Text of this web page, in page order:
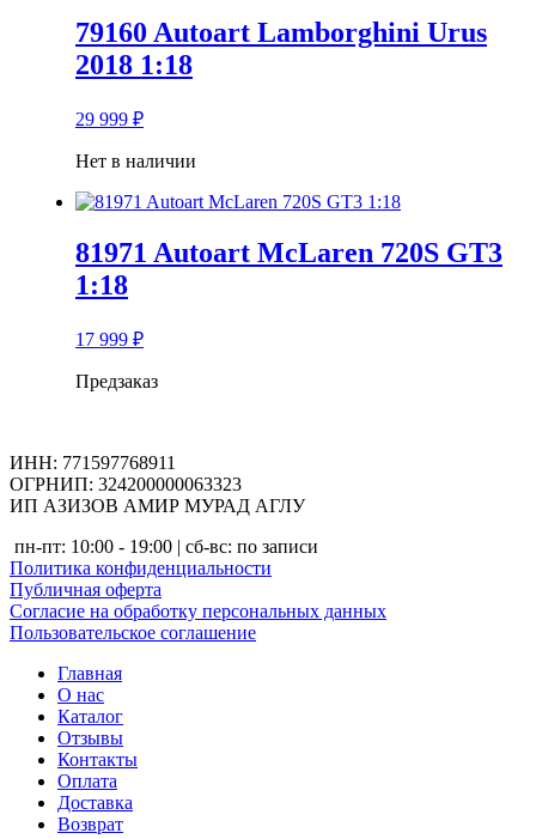
79160 Autoart Lamborghini Urus
2018 1:18
29 999 ₽
Нет в наличии
81971 Autoart McLaren 720S GT3
1:18
17 999 ₽
Предзаказ
ИНН: 771597768911
ОГРНИП: 324200000063323
ИП АЗИЗОВ АМИР МУРАД АГЛУ
пн-пт: 10:00 - 19:00 | сб-вс: по записи
Политика конфиденциальности
Публичная оферта
Согласие на обработку персональных данных
Пользовательское соглашение
Главная
О нас
Каталог
Отзывы
Контакты
Оплата
Доставка
Возврат